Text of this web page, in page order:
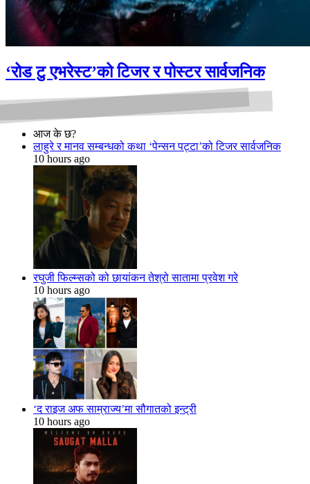
‘रोड टु एभरेस्ट’को टिजर र पोस्टर सार्वजनिक
आज के छ?
लाहुरे र मानव सम्बन्धको कथा ‘पेन्सन पट्टा’को टिजर सार्वजनिक
10 hours ago
रघुजी फिल्म्सको को छायांकन तेश्रो सातामा प्रवेश गरे
10 hours ago
‘द राइज अफ साम्राज्य’मा सौगातको इन्ट्री
10 hours ago